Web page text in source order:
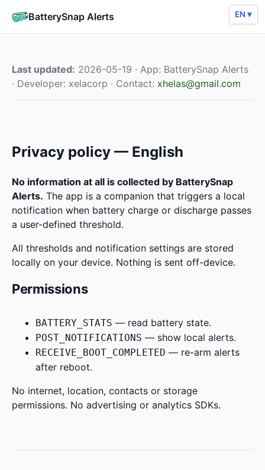
BatterySnap Alerts
Last updated: 2026-05-19 · App: BatterySnap Alerts
· Developer: xelacorp · Contact: xhelas@gmail.com
Privacy policy — English
No information at all is collected by BatterySnap
Alerts. The app is a companion that triggers a local
notification when battery charge or discharge passes
a user-defined threshold.
All thresholds and notification settings are stored
locally on your device. Nothing is sent off-device.
Permissions
BATTERY_STATS — read battery state.
POST_NOTIFICATIONS — show local alerts.
RECEIVE_BOOT_COMPLETED — re-arm alerts
after reboot.
No internet, location, contacts or storage
permissions. No advertising or analytics SDKs.
EN ▾